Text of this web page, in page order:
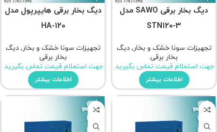
دیگ بخار برقی SAWO مدل
STN120-3
تجهیزات سونا خشک و بخار,دیگ
بخار برقی
جهت استعلام قیمت تماس بگیرید.
اطلاعات بیشتر
دیگ بخار برقی هایپرپول مدل
HA-120
تجهیزات سونا خشک و بخار,دیگ
بخار برقی
جهت استعلام قیمت تماس بگیرید.
اطلاعات بیشتر